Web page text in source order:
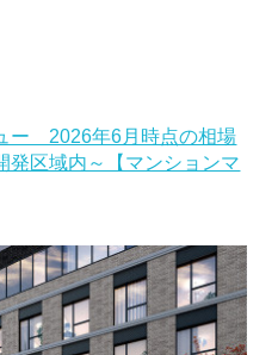
ー 2026年6月時点の相場
発区域内～【マンションマ